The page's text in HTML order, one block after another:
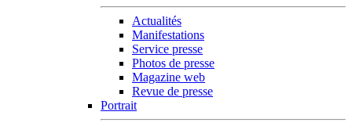
Actualités
Manifestations
Service presse
Photos de presse
Magazine web
Revue de presse
Portrait